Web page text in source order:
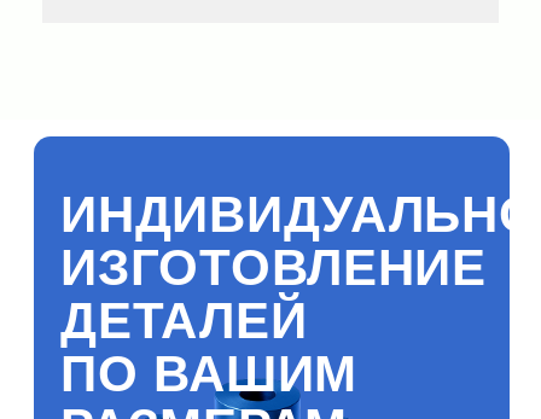
Ваше имя
Оставьте заявку любым удобным
способом, и мы свяжемся с вами!